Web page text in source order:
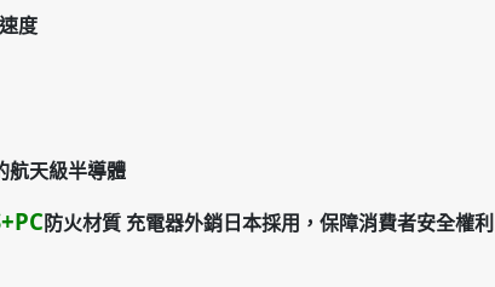
度
航天級半導體
防火材質 充電器外銷日本採用，保障消費者安全權利